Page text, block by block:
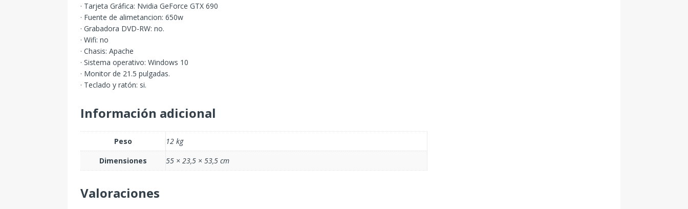
· Tarjeta Gráfica: Nvidia GeForce GTX 690
· Fuente de alimetancion: 650w
· Grabadora DVD-RW: no.
· Wifi: no
· Chasis: Apache
· Sistema operativo: Windows 10
· Monitor de 21.5 pulgadas.
· Teclado y ratón: si.
Información adicional
Peso
12 kg
Dimensiones
55 × 23,5 × 53,5 cm
Valoraciones